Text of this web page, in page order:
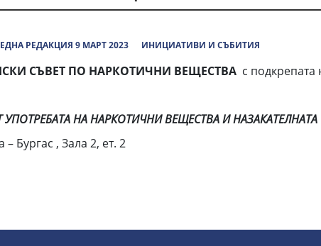
РЕДАКЦИЯ 9 МАРТ 2023 ИНИЦИАТИВИ И СЪБИТИЯ
СЪВЕТ ПО НАРКОТИЧНИ ВЕЩЕСТВА с подкрепата
НА НАРКОТИЧНИ ВЕЩЕСТВА И
Бургас , Зала 2, ет. 2